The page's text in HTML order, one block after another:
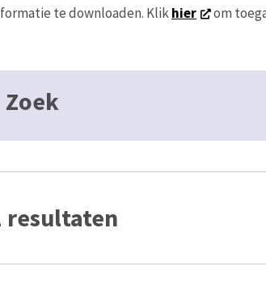
te downloaden. Klikhier om
Zoek
resultaten